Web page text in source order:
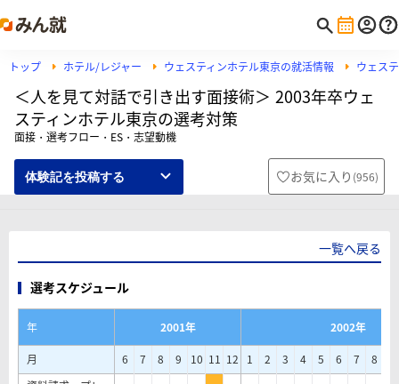
トップ ホテル/レジャー ウェスティンホテル東京の就活情報 ウェス
＜人を見て対話で引き出す面接術＞ 2003年卒ウェ
スティンホテル東京の選考対策
面接・選考フロー・ES・志望動機
体験記を投稿する お気に入り (956)
一覧へ戻る
選考スケジュール
年 2001年
2002年
月
6 7 8 9 10 11 12 1 2 3 4 5 6 7 8